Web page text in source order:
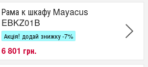
Рама к шкафу Mayacus
EBKZ01B
Акція! додай знижку -7%
6 801 грн.